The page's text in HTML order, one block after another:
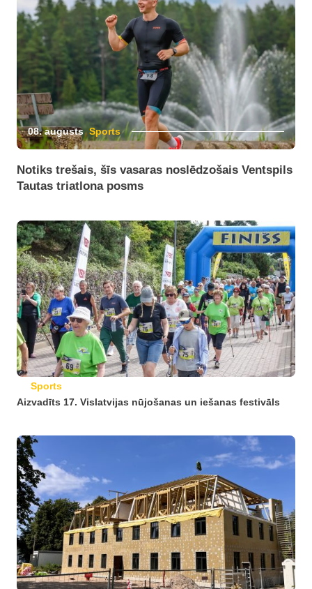
08. augusts Sports
Notiks trešais, šīs vasaras noslēdzošais Ventspils
Tautas triatlona posms
Sports
Aizvadīts 17. Vislatvijas nūjošanas un iešanas festivāls